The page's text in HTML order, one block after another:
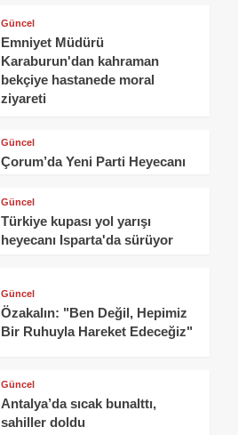
Güncel
Emniyet Müdürü
Karaburun'dan kahraman
bekçiye hastanede moral
ziyareti
Güncel
Çorum’da Yeni Parti Heyecanı
Güncel
Türkiye kupası yol yarışı
heyecanı Isparta'da sürüyor
Güncel
Özakalın: "Ben Değil, Hepimiz
Bir Ruhuyla Hareket Edeceğiz"
Güncel
Antalya’da sıcak bunalttı,
sahiller doldu